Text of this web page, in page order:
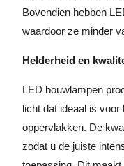
Bovendien hebben
waardoor ze minder
Helderheid en
LED bouwlampen
licht dat ideaal is
oppervlakken. De
zodat u de juiste